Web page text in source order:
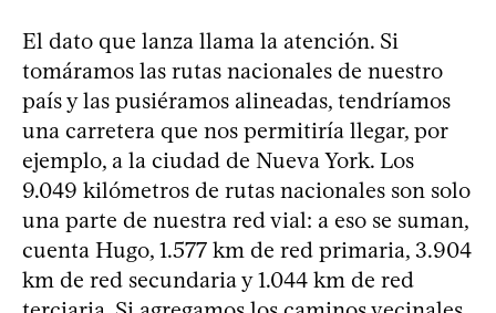
El dato que lanza llama la atención. Si
tomáramos las rutas nacionales de nuestro
país y las pusiéramos alineadas, tendríamos
una carretera que nos permitiría llegar, por
ejemplo, a la ciudad de Nueva York. Los
9.049 kilómetros de rutas nacionales son solo
una parte de nuestra red vial: a eso se suman,
cuenta Hugo, 1.577 km de red primaria, 3.904
km de red secundaria y 1.044 km de red